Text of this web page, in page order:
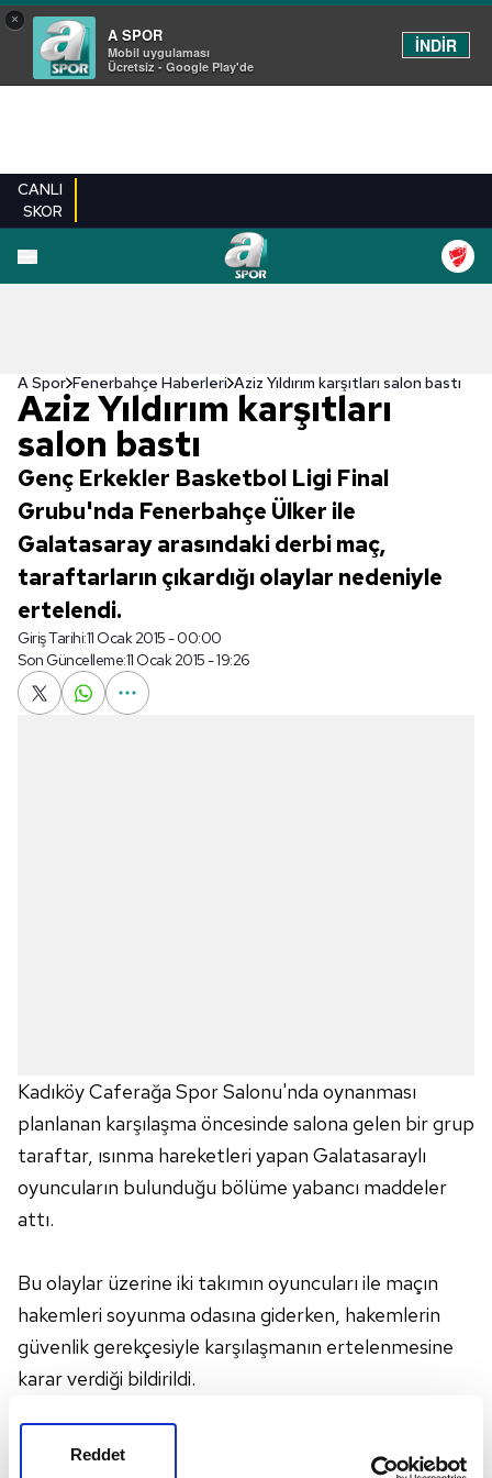
Reddet
×
A SPOR
Mobil uygulaması
Ücretsiz - Google Play'de
İNDİR
CANLI
SKOR
A Spor Fenerbahçe Haberleri Aziz Yıldırım karşıtları salon bastı
Aziz Yıldırım karşıtları
salon bastı
Genç Erkekler Basketbol Ligi Final
Grubu'nda Fenerbahçe Ülker ile
Galatasaray arasındaki derbi maç,
taraftarların çıkardığı olaylar nedeniyle
ertelendi.
Giriş Tarihi:11 Ocak 2015 - 00:00
Son Güncelleme:11 Ocak 2015 - 19:26
Kadıköy Caferağa Spor Salonu'nda oynanması
planlanan karşılaşma öncesinde salona gelen bir grup
taraftar, ısınma hareketleri yapan Galatasaraylı
oyuncuların bulunduğu bölüme yabancı maddeler
attı.
Bu olaylar üzerine iki takımın oyuncuları ile maçın
hakemleri soyunma odasına giderken, hakemlerin
güvenlik gerekçesiyle karşılaşmanın ertelenmesine
karar verdiği bildirildi.
"Suç duyurusunda bulunacağız"